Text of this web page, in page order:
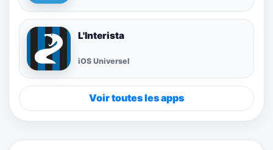
L'Interista
iOS Universel
Voir toutes les apps